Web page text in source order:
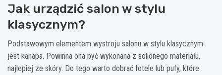
Jak urządzić salon w stylu
klasycznym?
Podstawowym elementem wystroju salonu w stylu klasycznym
jest kanapa. Powinna ona być wykonana z solidnego materiału,
najlepiej ze skóry. Do tego warto dobrać fotele lub pufy, które